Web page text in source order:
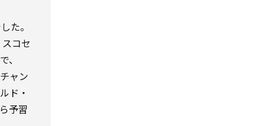
た。
コセ
、
ャン
ド・
予習